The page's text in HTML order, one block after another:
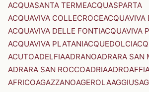
ACQUASANTA TERMEACQUASPARTA
ACQUAVIVA COLLECROCEACQUAVIVA
ACQUAVIVA DELLE FONTIACQUAVIVA
ACQUAVIVA PLATANIACQUEDOLCI
ACUTOADELFIAADRANOADRARA SAN
ADRARA SAN ROCCOADRIAADROAFFI
AFRICOAGAZZANOAGEROLAAGGIUS